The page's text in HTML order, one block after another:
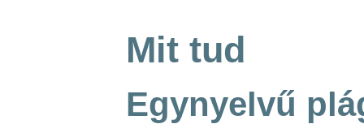
Mit tud
Egynyelvű